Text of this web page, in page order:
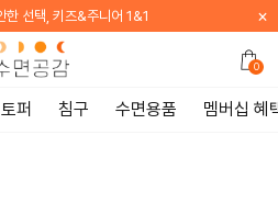
한 선택, 키즈&주니어 1&1 ×
0
토퍼 침구 수면용품 멤버십 혜